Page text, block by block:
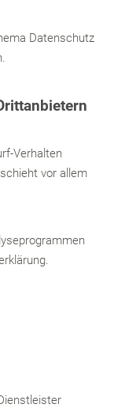
Datenschutz
Verhalten
vor allem